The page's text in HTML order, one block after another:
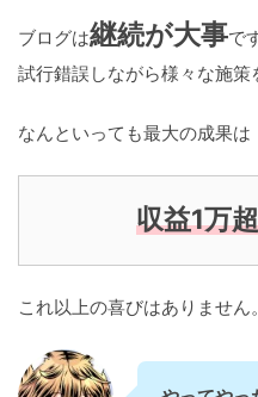
ブログは継続が大事で
試行錯誤しながら様々な施策
なんといっても最大の成果は
収益1万
これ以上の喜びはありません。